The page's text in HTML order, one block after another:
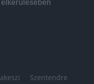
Szentendre